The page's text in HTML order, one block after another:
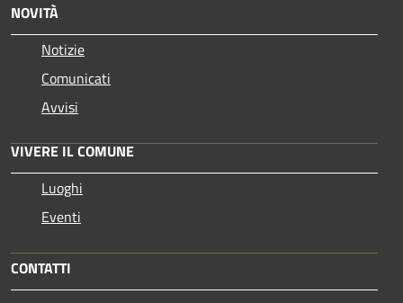
NOVITÀ
Notizie
Comunicati
Avvisi
VIVERE IL COMUNE
Luoghi
Eventi
CONTATTI